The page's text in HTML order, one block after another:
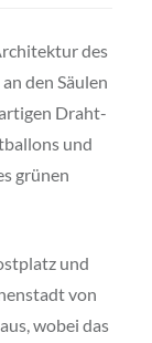
des
den Säulen
Draht-
und
grünen
und
von
wobei das